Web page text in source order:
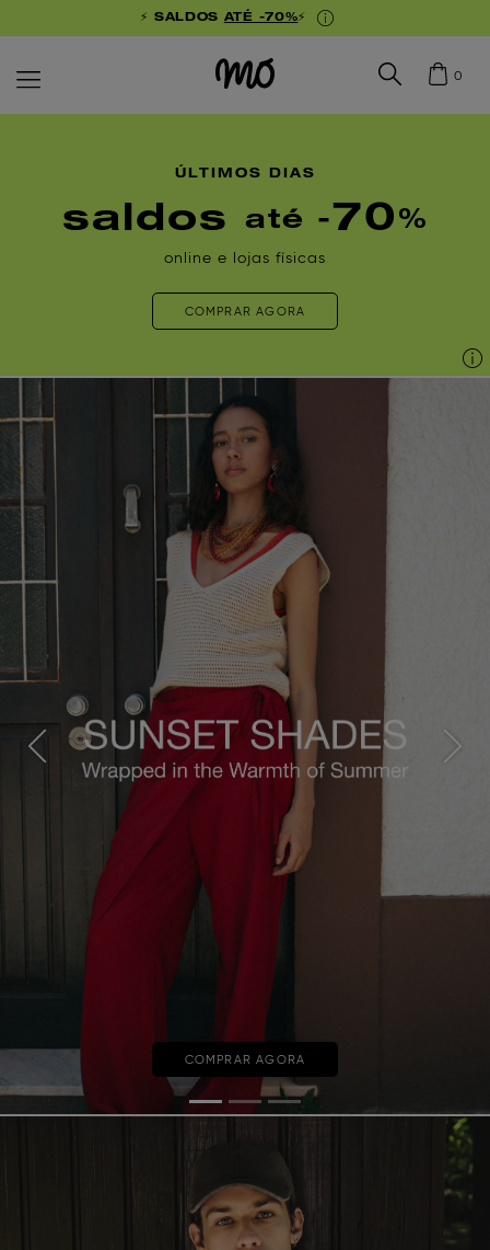
⚡ SALDOS ATÉ -70%⚡
0
ÚLTIMOS DIAS
saldos até - 70 %
online e lojas físicas
COMPRAR AGORA
COMPRAR AGORA
Previous Next